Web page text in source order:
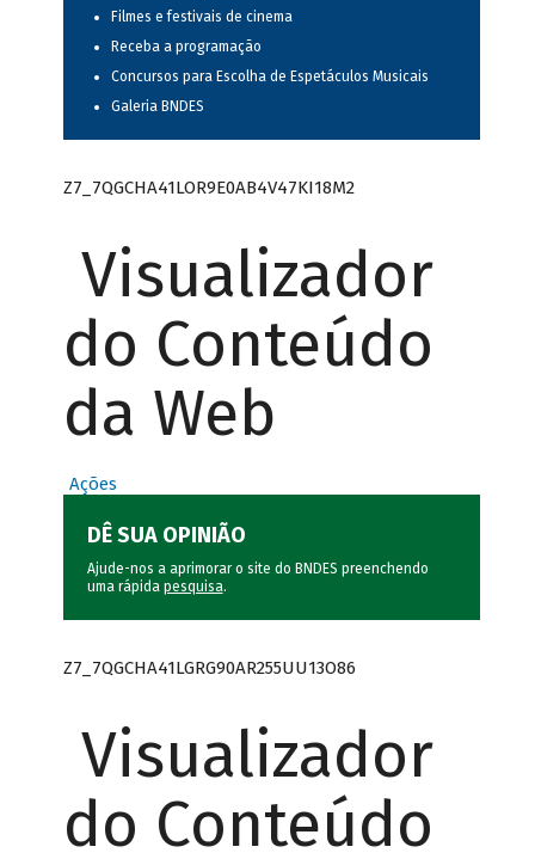
Filmes e festivais de cinema
Receba a programação
Concursos para Escolha de Espetáculos Musicais
Galeria BNDES
Z7_7QGCHA41LOR9E0AB4V47KI18M2
Visualizador
do Conteúdo
da Web
Ações
DÊ SUA OPINIÃO
Ajude-nos a aprimorar o site do BNDES preenchendo
uma rápida pesquisa.
Z7_7QGCHA41LGRG90AR255UU13O86
Visualizador
do Conteúdo